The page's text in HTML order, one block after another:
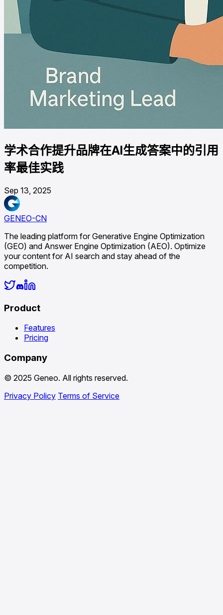
学术合作提升品牌在AI生成答案中的引用
率最佳实践
Sep 13, 2025
GENEO-CN
The leading platform for Generative Engine Optimization
(GEO) and Answer Engine Optimization (AEO). Optimize
your content for AI search and stay ahead of the
competition.
Product
Features
Pricing
Company
© 2025 Geneo. All rights reserved.
Privacy Policy Terms of Service